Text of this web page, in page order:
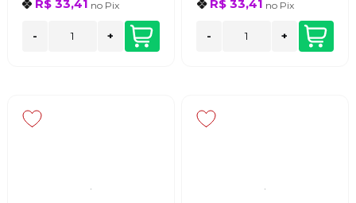
R$ 33,41 no Pix
- +
R$ 33,41 no Pix
- +